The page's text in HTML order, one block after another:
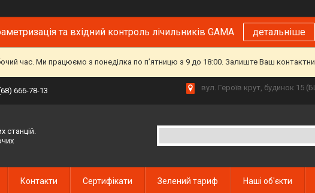
та вхідний контроль лічильників GAMA детальніше
час. Ми працюємо з понеділка по пʼятницю з 9 до 18:00. Залиште Ваш
666-78-13 вул. Героїв крут, будинок 15
станцій.
Контакти Сертифікати Зелений тариф Наші об'єкти